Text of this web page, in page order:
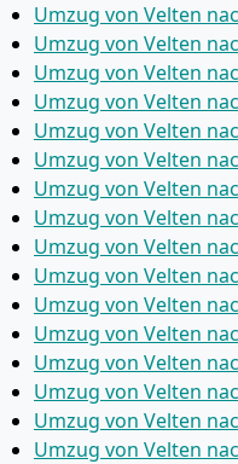
Umzug von Velten
Umzug von Velten
Umzug von Velten
Umzug von Velten
Umzug von Velten
Umzug von Velten
Umzug von Velten
Umzug von Velten
Umzug von Velten
Umzug von Velten
Umzug von Velten
Umzug von Velten
Umzug von Velten
Umzug von Velten
Umzug von Velten
Umzug von Velten